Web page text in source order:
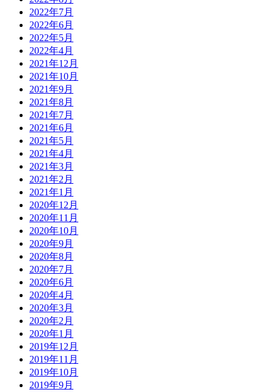
2022年7月
2022年6月
2022年5月
2022年4月
2021年12月
2021年10月
2021年9月
2021年8月
2021年7月
2021年6月
2021年5月
2021年4月
2021年3月
2021年2月
2021年1月
2020年12月
2020年11月
2020年10月
2020年9月
2020年8月
2020年7月
2020年6月
2020年4月
2020年3月
2020年2月
2020年1月
2019年12月
2019年11月
2019年10月
2019年9月